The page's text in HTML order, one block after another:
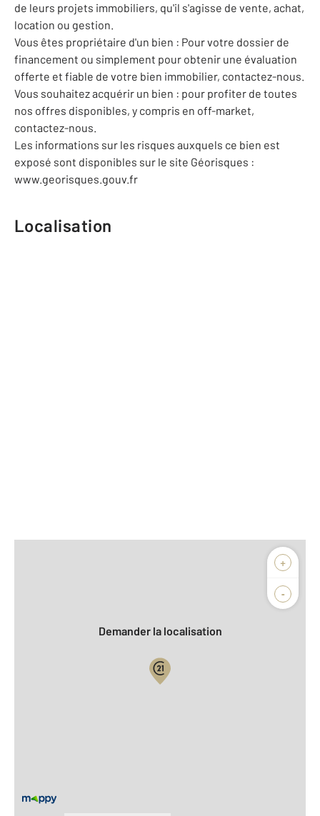
de leurs projets immobiliers, qu'il s'agisse de vente, achat,
location ou gestion.
Vous êtes propriétaire d'un bien : Pour votre dossier de
financement ou simplement pour obtenir une évaluation
offerte et fiable de votre bien immobilier, contactez-nous.
Vous souhaitez acquérir un bien : pour profiter de toutes
nos offres disponibles, y compris en off-market,
contactez-nous.
Les informations sur les risques auxquels ce bien est
exposé sont disponibles sur le site Géorisques :
www.georisques.gouv.fr
Localisation
+
-
Biens vendus
Demander la localisation